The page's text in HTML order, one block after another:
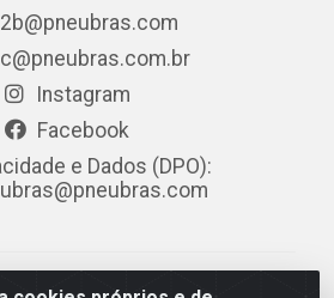
Instagram
Facebook
e Dados (DPO):
BR-101, KM 82 - Prazeres,